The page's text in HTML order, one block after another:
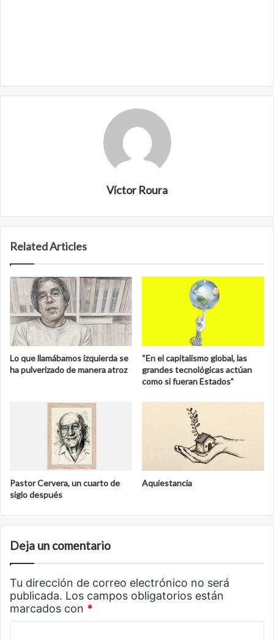
Víctor Roura
Related Articles
Lo que llamábamos izquierda se
ha pulverizado de manera atroz
“En el capitalismo global, las
grandes tecnológicas actúan
como si fueran Estados”
Pastor Cervera, un cuarto de
siglo después
Aquiestancia
Deja un comentario
Tu dirección de correo electrónico no será
publicada. Los campos obligatorios están
marcados con *